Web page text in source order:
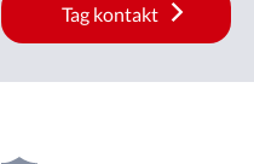
galvaniseringsfaciliteter.
Tag kontakt